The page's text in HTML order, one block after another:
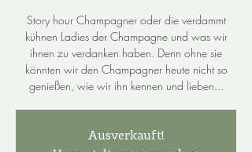
Story hour Champagner oder die verdammt
kühnen Ladies der Champagne und was wir
ihnen zu verdanken haben. Denn ohne sie
könnten wir den Champagner heute nicht so
genießen, wie wir ihn kennen und lieben...
Ausverkauft!